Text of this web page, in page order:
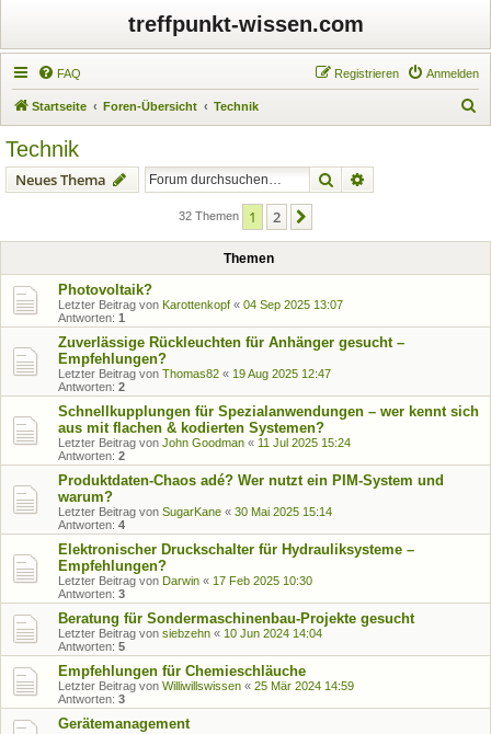
treffpunkt-wissen.com
FAQ Anmelden
Registrieren
Startseite Foren-Übersicht Technik
Technik
Neues Thema Suche
32 Themen 1 2
Themen
Photovoltaik?
Letzter Beitrag von Karottenkopf « 04 Sep 2025 13:07
Antworten: 1
Zuverlässige Rückleuchten für Anhänger gesucht –
Empfehlungen?
Letzter Beitrag von Thomas82 « 19 Aug 2025 12:47
Antworten: 2
Schnellkupplungen für Spezialanwendungen – wer kennt sich
aus mit flachen & kodierten Systemen?
Letzter Beitrag von John Goodman « 11 Jul 2025 15:24
Antworten: 2
Produktdaten-Chaos adé? Wer nutzt ein PIM-System und
warum?
Letzter Beitrag von SugarKane « 30 Mai 2025 15:14
Antworten: 4
Elektronischer Druckschalter für Hydrauliksysteme –
Empfehlungen?
Letzter Beitrag von Darwin « 17 Feb 2025 10:30
Antworten: 3
Beratung für Sondermaschinenbau-Projekte gesucht
Letzter Beitrag von siebzehn « 10 Jun 2024 14:04
Antworten: 5
Empfehlungen für Chemieschläuche
Letzter Beitrag von Williwillswissen « 25 Mär 2024 14:59
Antworten: 3
Gerätemanagement